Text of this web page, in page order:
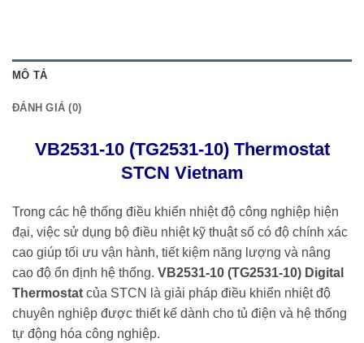
MÔ TẢ
ĐÁNH GIÁ (0)
VB2531-10 (TG2531-10) Thermostat
STCN Vietnam
Trong các hệ thống điều khiển nhiệt độ công nghiệp hiện
đại, việc sử dụng bộ điều nhiệt kỹ thuật số có độ chính xác
cao giúp tối ưu vận hành, tiết kiệm năng lượng và nâng
cao độ ổn định hệ thống. VB2531-10 (TG2531-10) Digital
Thermostat của STCN là giải pháp điều khiển nhiệt độ
chuyên nghiệp được thiết kế dành cho tủ điện và hệ thống
tự động hóa công nghiệp.